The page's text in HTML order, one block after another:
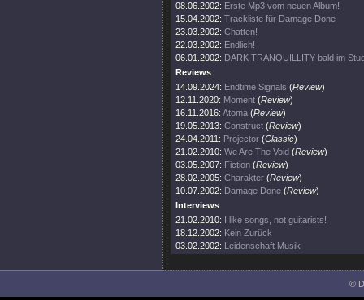
08.06.2002: Erste Mp3 vom neuen Album!
15.04.2002: Trackliste für Damage Done
23.03.2002: Chatten!
22.03.2002: Endlich!
06.01.2002: DARK TRANQUILLITY bald im
Reviews
14.09.2024: Endtime Signals (Review)
12.11.2020: Moment (Review)
16.11.2016: Atoma (Review)
19.05.2013: Construct (Review)
24.04.2011: Projector (Classic)
21.02.2010: We Are The Void (Review)
03.05.2007: Fiction (Review)
28.02.2005: Charakter (Review)
10.07.2002: Damage Done (Review)
Interviews
21.02.2010: I like songs, not guitarists!
18.12.2002: Kein Zurück
03.02.2002: Leidenschaft Musik
©